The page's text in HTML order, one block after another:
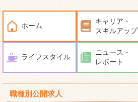
ホーム
キャリア・
スキルアップ
ライフスタイル
ニュース・
レポート
職種別公開求人